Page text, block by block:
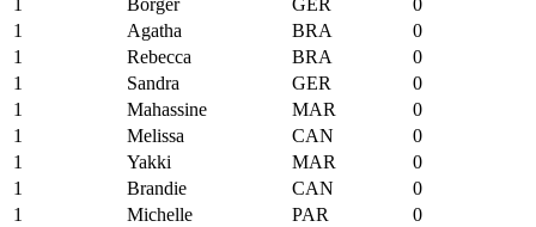
1
Agatha BRA
0
1
Rebecca BRA
0
1
Sandra GER
0
1
Mahassine MAR
0
1
Melissa CAN
0
1
Yakki MAR
0
1
Brandie CAN
0
1
Michelle PAR 0